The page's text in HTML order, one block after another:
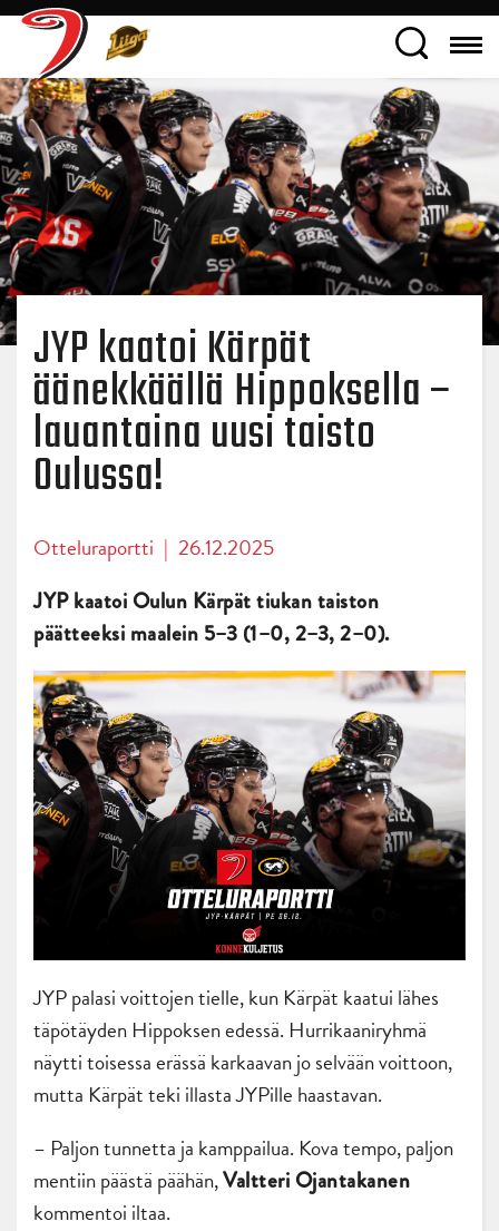
JYP kaatoi Kärpät
äänekkäällä Hippoksella –
lauantaina uusi taisto
Oulussa!
Otteluraportti | 26.12.2025
JYP kaatoi Oulun Kärpät tiukan taiston
päätteeksi maalein 5–3 (1–0, 2–3, 2–0).
JYP palasi voittojen tielle, kun Kärpät kaatui lähes
täpötäyden Hippoksen edessä. Hurrikaaniryhmä
näytti toisessa erässä karkaavan jo selvään voittoon,
mutta Kärpät teki illasta JYPille haastavan.
– Paljon tunnetta ja kamppailua. Kova tempo, paljon
mentiin päästä päähän,ValtteriOjantakanen
kommentoi iltaa.